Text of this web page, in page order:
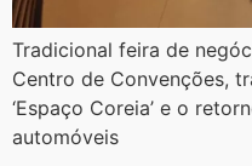
​Tradicional feira de
Centro de Convenções,
‘Espaço Coreia’ e o
automóveis